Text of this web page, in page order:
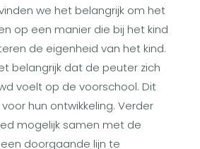
we het belangrijk om het
op een manier die bij het kind
de eigenheid van het kind.
belangrijk dat de peuter zich
voelt op de voorschool. Dit
hun ontwikkeling. Verder
mogelijk samen met de
doorgaande lijn te